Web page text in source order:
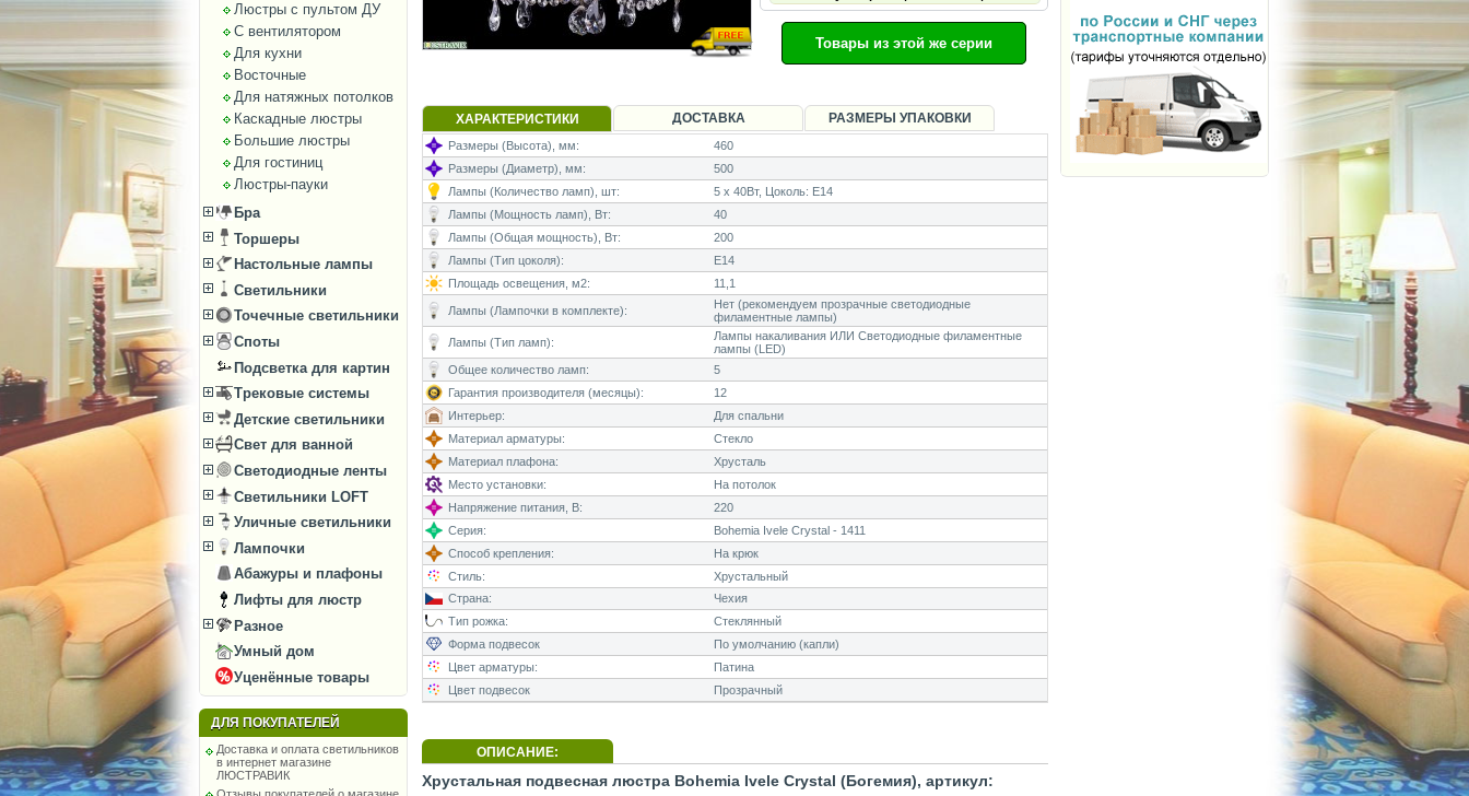
Люстры с пультом ДУ
С вентилятором
Для кухни
Восточные
Для натяжных потолков
Каскадные люстры
Большие люстры
Для гостиниц
Люстры-пауки
Бра
Торшеры
Настольные лампы
Светильники
Точечные светильники
Споты
Подсветка для картин
Трековые системы
Детские светильники
Свет для ванной
Светодиодные ленты
Светильники LOFT
Уличные светильники
Лампочки
Абажуры и плафоны
Лифты для люстр
Разное
Умный дом
Уценённые товары
ДЛЯ ПОКУПАТЕЛЕЙ
Доставка и оплата светильников
в интернет магазине
ЛЮСТРАВИК
Товары из этой же серии
ХАРАКТЕРИСТИКИ ДОСТАВКА РАЗМЕРЫ УПАКОВКИ
Размеры (Высота), мм:
460
Размеры (Диаметр), мм:
500
Лампы (Количество ламп), шт:
5 x 40Вт, Цоколь: E14
Лампы (Мощность ламп), Вт:
40
Лампы (Общая мощность), Вт:
200
Лампы (Тип цоколя):
E14
Площадь освещения, м2:
11,1
Лампы (Лампочки в комплекте):
Нет (рекомендуем прозрачные светодиодные
филаментные лампы)
Лампы (Тип ламп):
Лампы накаливания ИЛИ Светодиодные филаментные
лампы (LED)
Общее количество ламп:
5
Гарантия производителя (месяцы):
12
Интерьер:
Для спальни
Материал арматуры:
Стекло
Материал плафона:
Хрусталь
Место установки:
На потолок
Напряжение питания, В:
220
Серия:
Bohemia Ivele Crystal - 1411
Способ крепления:
На крюк
Стиль:
Хрустальный
Страна:
Чехия
Тип рожка:
Стеклянный
Форма подвесок
По умолчанию (капли)
Цвет арматуры:
Патина
Цвет подвесок
Прозрачный
ОПИСАНИЕ:
Хрустальная подвесная люстра Bohemia Ivele Crystal (Богемия), артикул: